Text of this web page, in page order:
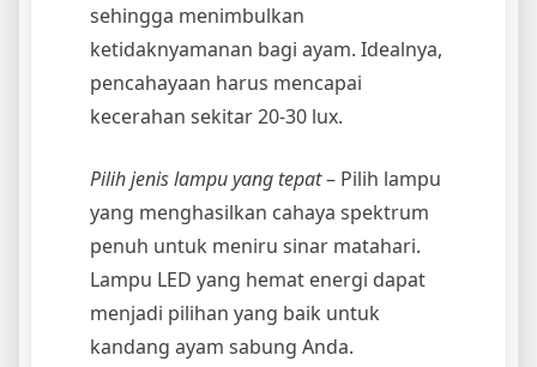
sehingga menimbulkan
ketidaknyamanan bagi ayam. Idealnya,
pencahayaan harus mencapai
kecerahan sekitar 20-30 lux.
Pilih jenis lampu yang tepat– Pilih lampu
yang menghasilkan cahaya spektrum
penuh untuk meniru sinar matahari.
Lampu LED yang hemat energi dapat
menjadi pilihan yang baik untuk
kandang ayam sabung Anda.